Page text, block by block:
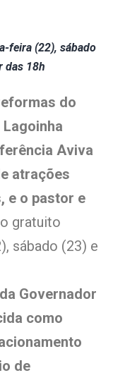
feira (22), sábado
das 18h
do
Aviva
atrações
e o pastor e
gratuito
sábado (23) e
Governador
como
de